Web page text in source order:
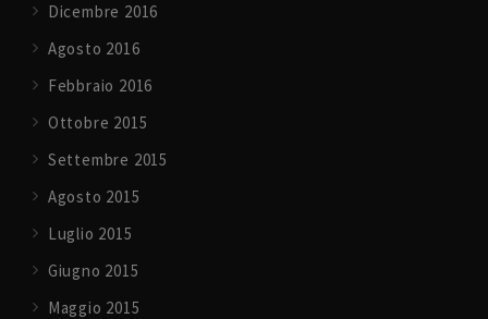
Dicembre 2016
Agosto 2016
Febbraio 2016
Ottobre 2015
Settembre 2015
Agosto 2015
Luglio 2015
Giugno 2015
Maggio 2015